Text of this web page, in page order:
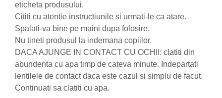
produse)
Zuluff Diapers (70 produse)
eticheta produsului.
Cititi cu atentie instructiunile si urmati-le ca atare.
Spalati-va bine pe maini dupa folosire.
Nu tineti produsul la indemana copiilor.
DACA AJUNGE IN CONTACT CU OCHII: clatiti din
abundenta cu apa timp de cateva minute. Indepartati
lentilele de contact daca este cazul si simplu de facut.
Continuati sa clatiti cu apa.